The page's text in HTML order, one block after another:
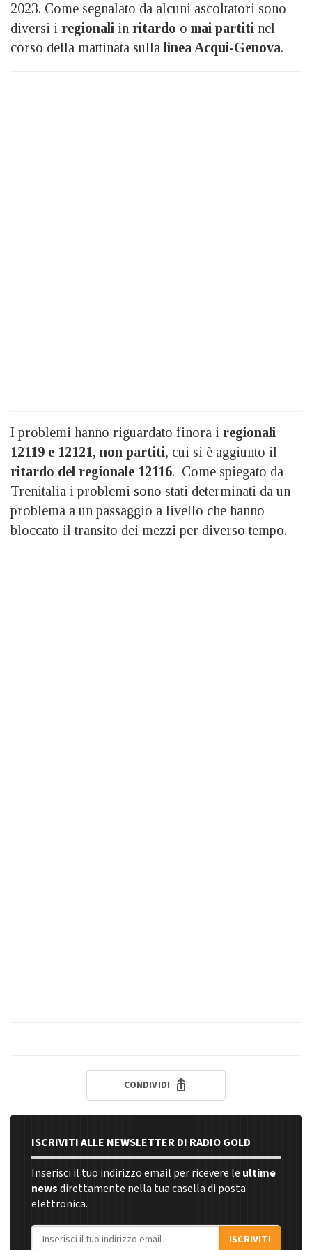
2023. Come segnalato da alcuni ascoltatori sono
diversi i regionali in ritardo o mai partiti nel
corso della mattinata sulla linea Acqui-Genova.
I problemi hanno riguardato finora i regionali
12119 e 12121, non partiti, cui si è aggiunto il
ritardo del regionale 12116. Come spiegato da
Trenitalia i problemi sono stati determinati da un
problema a un passaggio a livello che hanno
bloccato il transito dei mezzi per diverso tempo.
CONDIVIDI
ISCRIVITI ALLE NEWSLETTER DI RADIO GOLD
Inserisci il tuo indirizzo email per ricevere le ultime
newsdirettamente nella tua casella di posta
elettronica.
Indirizzo email
ISCRIVITI